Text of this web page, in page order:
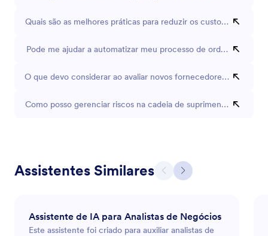
Quais são as melhores práticas para reduzir os custos de
Pode me ajudar a automatizar meu processo de ordens de
O que devo considerar ao avaliar novos fornecedores?
Como posso gerenciar riscos na cadeia de suprimentos de
Assistentes Similares
Assistente de IA para Analistas de Negócios
Este assistente foi criado para auxiliar analistas de